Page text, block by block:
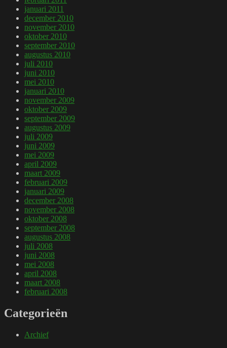
januari 2011
december 2010
november 2010
oktober 2010
september 2010
augustus 2010
juli 2010
juni 2010
mei 2010
januari 2010
november 2009
oktober 2009
september 2009
augustus 2009
juli 2009
juni 2009
mei 2009
april 2009
maart 2009
februari 2009
januari 2009
december 2008
november 2008
oktober 2008
september 2008
augustus 2008
juli 2008
juni 2008
mei 2008
april 2008
maart 2008
februari 2008
Categorieën
Archief